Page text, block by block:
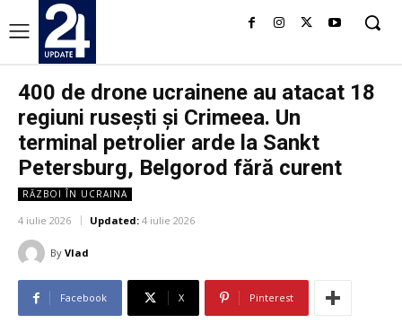
400 de drone ucrainene au atacat 18
regiuni rusești și Crimeea. Un
terminal petrolier arde la Sankt
Petersburg, Belgorod fără curent
RĂZBOI ÎN UCRAINA
4 iulie 2026 Updated: 4 iulie 2026
By Vlad
Facebook X Pinterest